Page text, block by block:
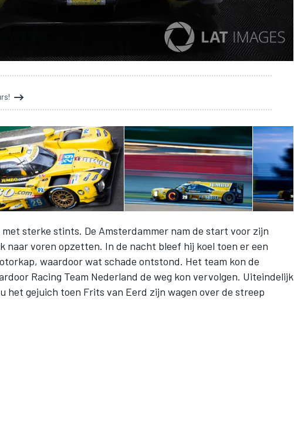
sterke stints. De Amsterdammer nam de start voor zijn
naar voren opzetten. In de nacht bleef hij koel toen er een
waardoor wat schade ontstond. Het team kon de
Racing Team Nederland de weg kon vervolgen. Uiteindelijk
het gejuich toen Frits van Eerd zijn wagen over de streep